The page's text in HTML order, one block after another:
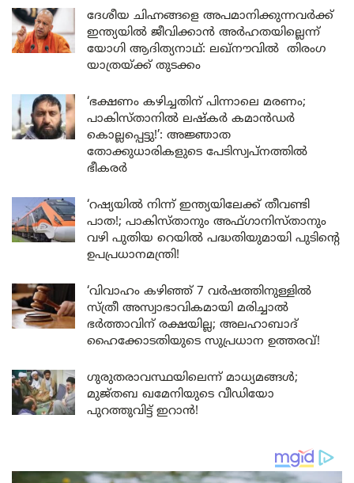
ദേശീയ ചിഹ്നങ്ങളെ അപമാനിക്കുന്നവർക്ക്
ഇന്ത്യയിൽ ജീവിക്കാൻ അർഹതയില്ലെന്ന്
യോഗി ആദിത്യനാഥ്: ലഖ്‌നൗവിൽ തിരംഗ
യാത്രയ്ക്ക് തുടക്കം
‘ഭക്ഷണം കഴിച്ചതിന് പിന്നാലെ മരണം;
പാകിസ്താനിൽ ലഷ്കർ കമാൻഡർ
കൊല്ലപ്പെട്ടു!’: അജ്ഞാത
തോക്കുധാരികളുടെ പേടിസ്വപ്നത്തിൽ
ഭീകരർ
‘റഷ്യയിൽ നിന്ന് ഇന്ത്യയിലേക്ക് തീവണ്ടി
പാത!; പാകിസ്താനും അഫ്ഗാനിസ്താനും
വഴി പുതിയ റെയിൽ പദ്ധതിയുമായി പുടിന്റെ
ഉപപ്രധാനമന്ത്രി!
‘വിവാഹം കഴിഞ്ഞ് 7 വർഷത്തിനുള്ളിൽ
സ്ത്രീ അസ്വാഭാവികമായി മരിച്ചാൽ
ഭർത്താവിന് രക്ഷയില്ല; അലഹാബാദ്
ഹൈക്കോടതിയുടെ സുപ്രധാന ഉത്തരവ്!
ഗുരുതരാവസ്ഥയിലെന്ന് മാധ്യമങ്ങൾ;
മുജ്തബ ഖമേനിയുടെ വീഡിയോ
പുറത്തുവിട്ട് ഇറാൻ!